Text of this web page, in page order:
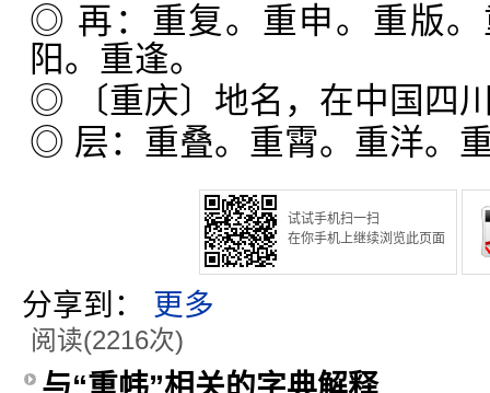
◎ 再：重复。重申。重版
阳。重逢。
◎ 〔重庆〕地名，在中国四
◎ 层：重叠。重霄。重洋。
试试手机扫一扫
在你手机上继续浏览此页面
分享到： 更多
阅读(2216次)
与“重帏”相关的字典解释